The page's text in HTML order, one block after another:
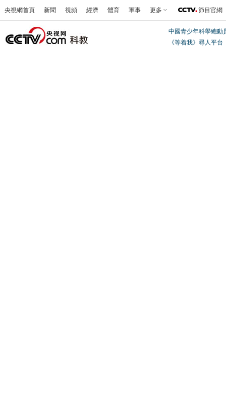
央視網首頁 新聞 視頻 經濟 體育 軍事 更多 節目官網
中國青少年科學總動
《等着我》尋人平台